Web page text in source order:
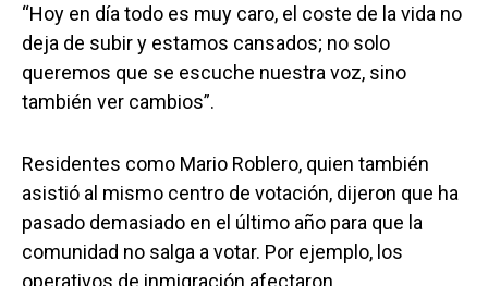
“Hoy en día todo es muy caro, el coste de la vida no
deja de subir y estamos cansados; no solo
queremos que se escuche nuestra voz, sino
también ver cambios”.
Residentes como Mario Roblero, quien también
asistió al mismo centro de votación, dijeron que ha
pasado demasiado en el último año para que la
comunidad no salga a votar. Por ejemplo, los